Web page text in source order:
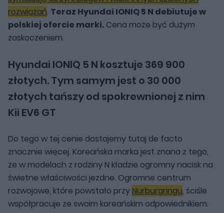
rozwiązań. Teraz Hyundai IONIQ 5 N debiutuje w
polskiej ofercie marki. Cena może być dużym
zaskoczeniem.
Hyundai IONIQ 5 N kosztuje 369 900
złotych. Tym samym jest o 30 000
złotych tańszy od spokrewnionej z nim
Kii EV6 GT
Do tego w tej cenie dostajemy tutaj de facto
znacznie więcej. Koreańska marka jest znana z tego,
że w modelach z rodziny N kładzie ogromny nacisk na
świetne właściwości jezdne. Ogromne centrum
rozwojowe, które powstało przy Nurburgringu, ściśle
współpracuje ze swoim koreańskim odpowiednikiem.